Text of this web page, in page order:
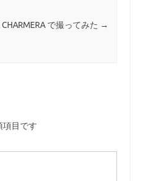
で撮ってみた →
項目です